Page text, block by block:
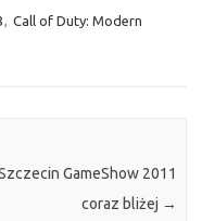
Call of Duty: Modern
GameShow 2011
coraz bliżej →